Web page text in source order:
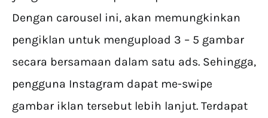
Dengan carousel ini, akan memungkinkan
pengiklan untuk mengupload 3 – 5 gambar
secara bersamaan dalam satu ads. Sehingga,
pengguna Instagram dapat me-swipe
gambar iklan tersebut lebih lanjut. Terdapat